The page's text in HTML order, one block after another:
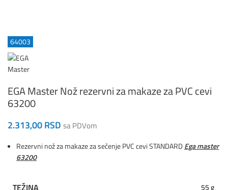
64003
EGA Master Nož rezervni za makaze za PVC cevi
63200
2.313,00RSD sa PDVom
Rezervni nož za makaze za sečenje PVC cevi STANDARDEga master
63200
TEŽINA 55 g